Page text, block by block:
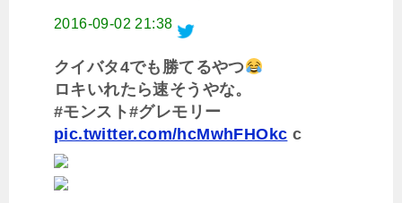
2016-09-02 21:38
クイバタ4でも勝てるやつ
ロキいれたら速そうやな。
#モンスト#グレモリー
pic.twitter.com/hcMwhFHOkc c